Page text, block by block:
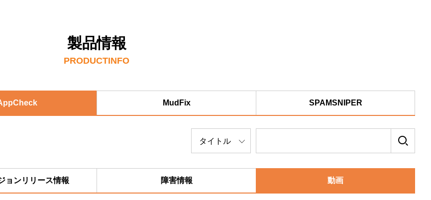
製品情報
PRODUCTINFO
MudFix SPAMSNIPER
フ
ム
タイトル
ョンリリース情報 障害情報 動画